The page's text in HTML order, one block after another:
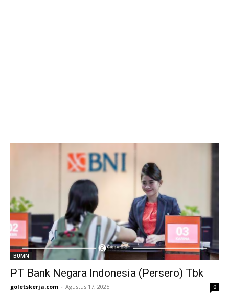
BUMN
PT Bank Negara Indonesia (Persero) Tbk
goletskerja.com - Agustus 17, 2025 0